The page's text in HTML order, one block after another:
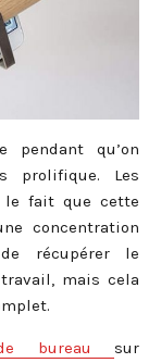
pendant qu’on
prolifique. Les
le fait que cette
concentration
récupérer le
mais cela
bureau sur